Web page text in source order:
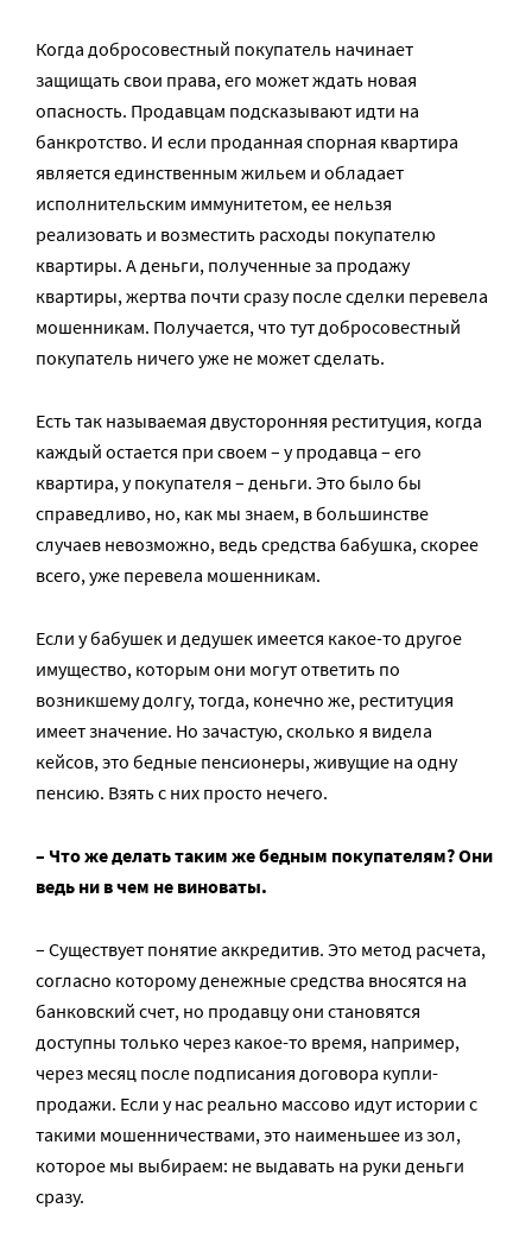
Когда добросовестный покупатель начинает
защищать свои права, его может ждать новая
опасность. Продавцам подсказывают идти на
банкротство. И если проданная спорная квартира
является единственным жильем и обладает
исполнительским иммунитетом, ее нельзя
реализовать и возместить расходы покупателю
квартиры. А деньги, полученные за продажу
квартиры, жертва почти сразу после сделки перевела
мошенникам. Получается, что тут добросовестный
покупатель ничего уже не может сделать.
Есть так называемая двусторонняя реституция, когда
каждый остается при своем – у продавца – его
квартира, у покупателя – деньги. Это было бы
справедливо, но, как мы знаем, в большинстве
случаев невозможно, ведь средства бабушка, скорее
всего, уже перевела мошенникам.
Если у бабушек и дедушек имеется какое-то другое
имущество, которым они могут ответить по
возникшему долгу, тогда, конечно же, реституция
имеет значение. Но зачастую, сколько я видела
кейсов, это бедные пенсионеры, живущие на одну
пенсию. Взять с них просто нечего.
– Что же делать таким же бедным покупателям? Они
ведь ни в чем не виноваты.
– Существует понятие аккредитив. Это метод расчета,
согласно которому денежные средства вносятся на
банковский счет, но продавцу они становятся
доступны только через какое-то время, например,
через месяц после подписания договора купли-
продажи. Если у нас реально массово идут истории с
такими мошенничествами, это наименьшее из зол,
которое мы выбираем: не выдавать на руки деньги
сразу.